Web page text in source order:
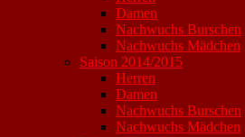
Damen
Nachwuchs Burschen
Nachwuchs Mädchen
Saison 2014/2015
Herren
Damen
Nachwuchs Burschen
Nachwuchs Mädchen